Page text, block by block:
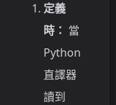
定義
時： 當
Python
直譯器
讀到